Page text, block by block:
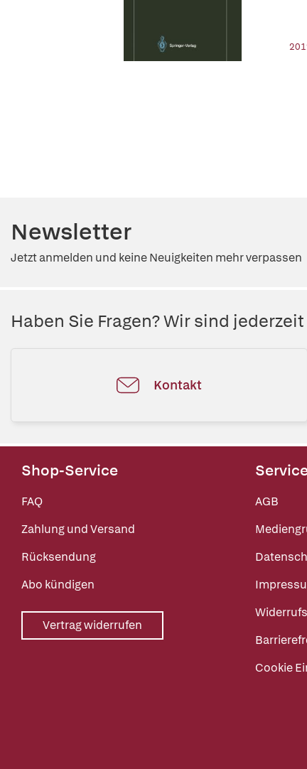
Newsletter
Jetzt anmelden und keine Neuigkeiten mehr verpassen
Haben Sie Fragen? Wir sind
Kontakt
Shop-Service
FAQ
Zahlung und Versand
Rücksendung
Abo kündigen
Vertrag widerrufen
AGB
Cookie